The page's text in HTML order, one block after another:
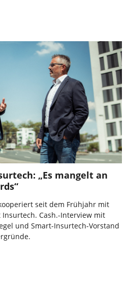
„Es mangelt an
seit dem Frühjahr mit
Cash.-Interview mit
und Smart-Insurtech-Vorstand